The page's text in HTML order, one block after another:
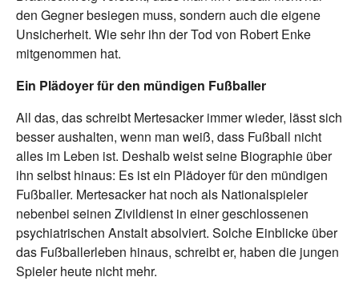
den Gegner besiegen muss, sondern auch die eigene
Unsicherheit. Wie sehr ihn der Tod von Robert Enke
mitgenommen hat.
Ein Plädoyer für den mündigen Fußballer
All das, das schreibt Mertesacker immer wieder, lässt sich
besser aushalten, wenn man weiß, dass Fußball nicht
alles im Leben ist. Deshalb weist seine Biographie über
ihn selbst hinaus: Es ist ein Plädoyer für den mündigen
Fußballer. Mertesacker hat noch als Nationalspieler
nebenbei seinen Zivildienst in einer geschlossenen
psychiatrischen Anstalt absolviert. Solche Einblicke über
das Fußballerleben hinaus, schreibt er, haben die jungen
Spieler heute nicht mehr.